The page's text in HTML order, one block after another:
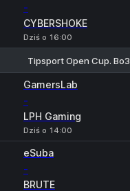
-
CYBERSHOKE
Dziś o 16:00
Tipsport Open Cup. Bo3
GamersLab
-
LPH Gaming
Dziś o 14:00
eSuba
-
BRUTE